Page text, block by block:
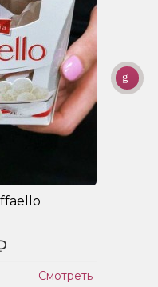
Смотреть